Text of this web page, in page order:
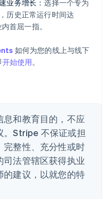
业务增长：选择一个专为
历史正常运行时间达
首屈一指。
如何为您的线上与线下
开始使用。
和教育目的，不应
。Stripe 不保证或担
完整性、充分性或时
法管辖区获得执业
的建议，以就您的特